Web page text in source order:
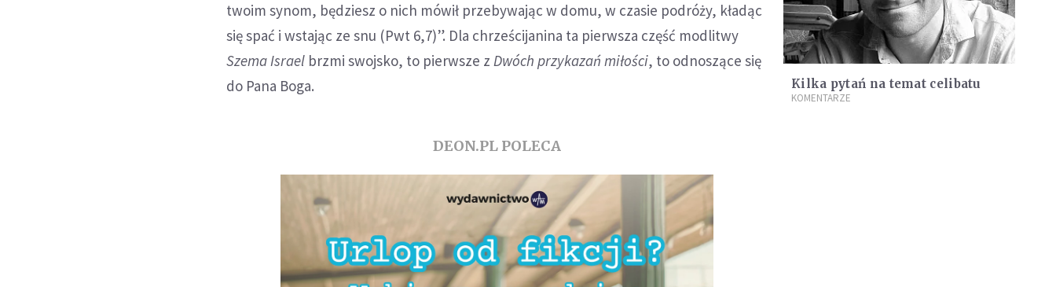
twoim synom, będziesz o nich mówił przebywając w domu, w czasie podróży, kładąc
się spać i wstając ze snu (Pwt 6,7)”. Dla chrześcijanina ta pierwsza część modlitwy
Szema Israel brzmi swojsko, to pierwsze zDwóch przykazań miłości, to odnoszące się
do Pana Boga.
DEON.PL POLECA
Kilka pytań na temat celibatu
KOMENTARZE